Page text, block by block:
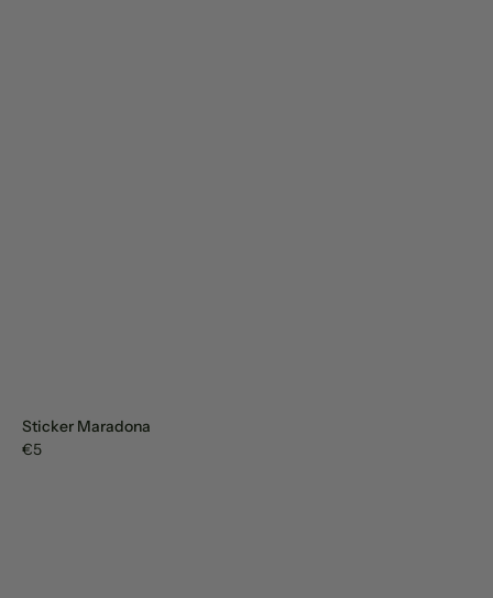
Sticker Maradona
€5